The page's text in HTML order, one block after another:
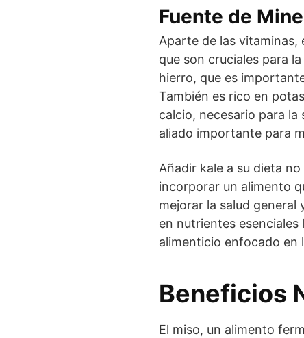
Fuente de
Aparte de las vitaminas,
que son cruciales para
hierro, que es
También es rico en
calcio, necesario para la
aliado importante para
Añadir kale a su dieta
incorporar un alimento
mejorar la salud general
en nutrientes esenciales
alimenticio enfocado en
Beneficios
El miso, un alimento